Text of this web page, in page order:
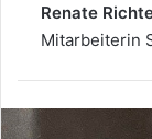
Renate
Mitarbeiterin